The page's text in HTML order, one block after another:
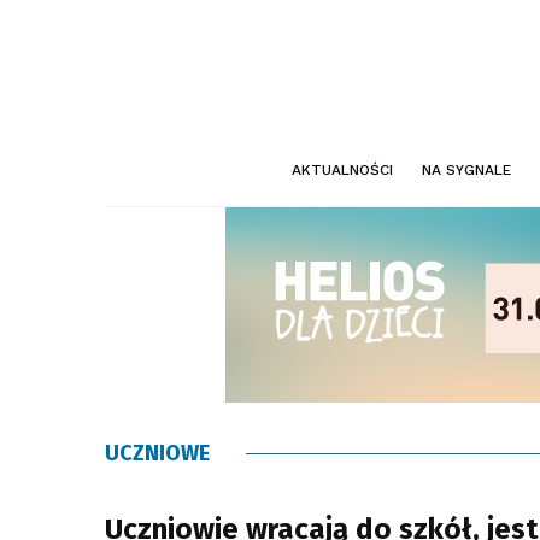
AKTUALNOŚCI NA SYGNALE
UCZNIOWE
Uczniowie wracają do szkół, jest